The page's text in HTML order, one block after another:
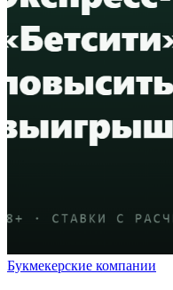
Букмекерские компании